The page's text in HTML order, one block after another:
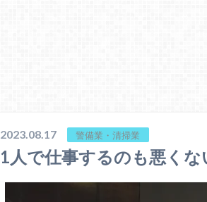
2023.08.17 警備業・清掃業
1人で仕事するのも悪くな